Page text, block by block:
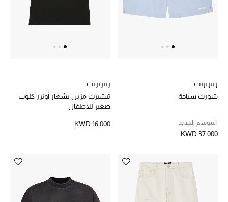
المصممون
حصريات
الأزياء
مستلزمات المنزل
ريبريزنت
شورت سباحة
الموسم الجديد
KWD 37.000
ريبريزنت
تيشيرت مزين بشعار أونرز كلوب
صغير للأطفال
KWD 16.000